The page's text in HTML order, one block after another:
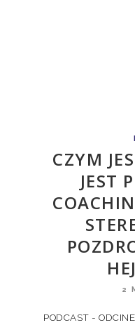
CZYM
JEST
2
PODCAST -